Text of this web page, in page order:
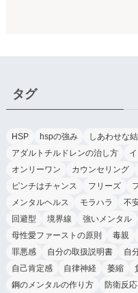
タグ
HSP hspの強み しあわせな
アダルトチルドレンの治し方
オンリーワン
カウンセリング
ピンチはチャンス
フリーズ
メンタルヘルス
モラハラ 不
回避型
境界線 強いメンタル
母性愛ファーストの原則
毒親
罪悪感
自分の取扱説明書 自
自己肯定感
自律神経 萎縮
鋼のメンタルの作り方
防衛反応